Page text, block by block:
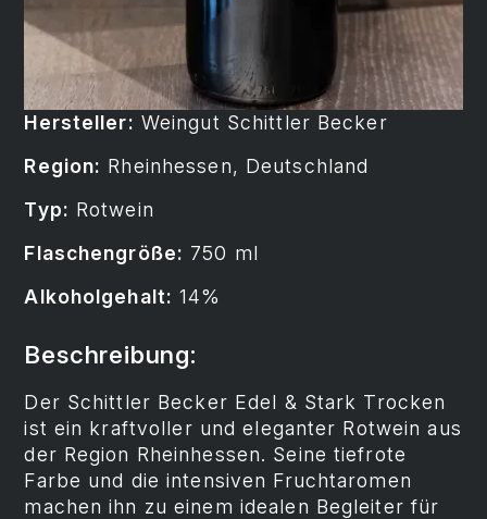
Hersteller: Weingut Schittler Becker
Region: Rheinhessen, Deutschland
Typ: Rotwein
Flaschengröße: 750 ml
Alkoholgehalt: 14%
Beschreibung:
Der Schittler Becker Edel & Stark Trocken
ist ein kraftvoller und eleganter Rotwein aus
der Region Rheinhessen. Seine tiefrote
Farbe und die intensiven Fruchtaromen
machen ihn zu einem idealen Begleiter für